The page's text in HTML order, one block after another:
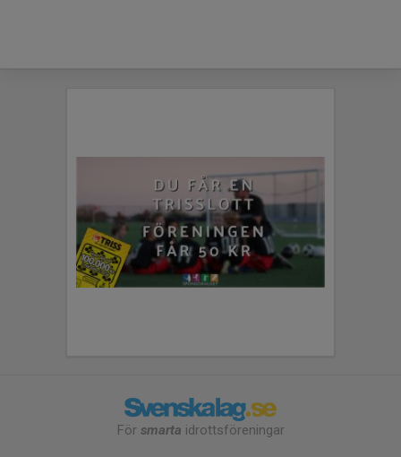
För smarta idrottsföreningar